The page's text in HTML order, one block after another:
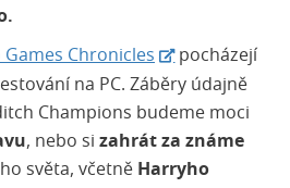
Games Chronicles
pocházejí
na PC. Záběry údajně
Champions budeme moci
, nebo si zahrát za známe
světa, včetně Harryho